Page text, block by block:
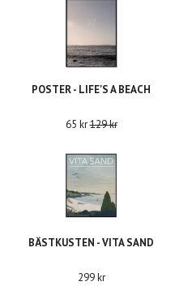
POSTER - LIFE'S A BEACH
65 kr129 kr
BÄSTKUSTEN - VITA SAND
299 kr